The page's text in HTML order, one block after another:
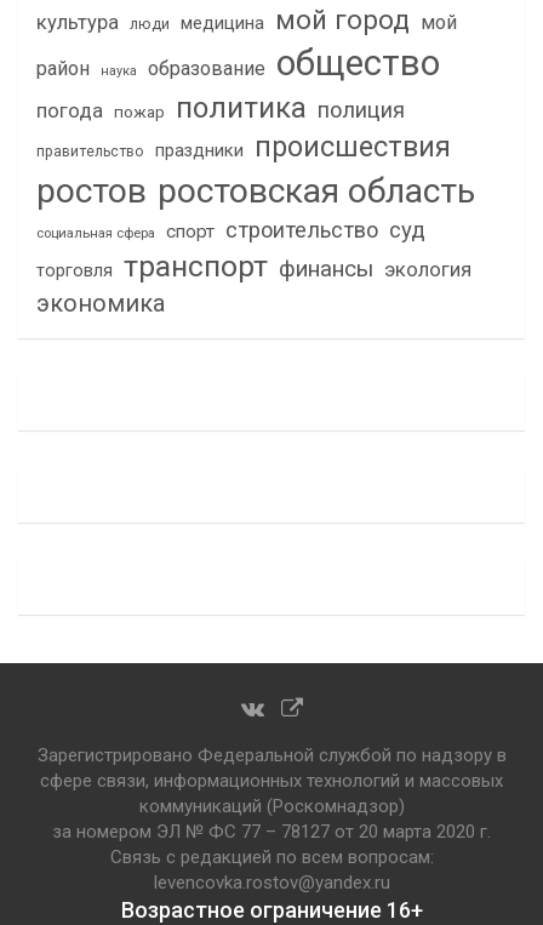
культура люди медицина мой город мой
район
наука образование общество
погода пожар политика полиция
правительство праздники происшествия
ростов ростовская область
социальная сфера спорт строительство суд
торговля транспорт финансы экология
экономика
Зарегистрировано Федеральной службой по надзору в
сфере связи, информационных технологий и массовых
коммуникаций (Роскомнадзор)
за номером ЭЛ № ФС 77 – 78127 от 20 марта 2020 г.
Связь с редакцией по всем вопросам:
levencovka.rostov@yandex.ru
Возрастное ограничение 16+